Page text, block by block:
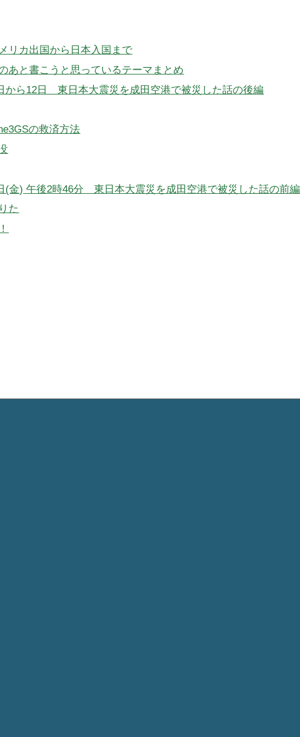
リカ出国から日本入国まで
あと書こうと思っているテーマまとめ
から12日 東日本大震災を成田空港で被災した話の後編
の救済方法
(金) 午後2時46分 東日本大震災を成田空港で被災した話の前編
た